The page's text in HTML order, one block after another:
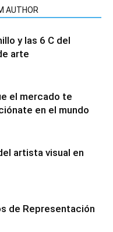
AUTHOR
y las 6 C del
arte
el mercado te
en el mundo
artista visual en
de Representación